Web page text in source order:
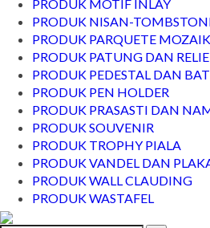
PRODUK MOTIF INLAY
PRODUK NISAN-
PRODUK PARQUETE MOZAIK
PRODUK PATUNG DAN
PRODUK PEDESTAL DAN
PRODUK PEN HOLDER
PRODUK PRASASTI DAN
PRODUK SOUVENIR
PRODUK TROPHY PIALA
PRODUK VANDEL DAN
PRODUK WALL CLAUDING
PRODUK WASTAFEL